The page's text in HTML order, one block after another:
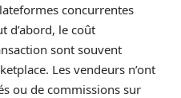
concurrentes
d’abord, le coût
sont souvent
Les vendeurs n’ont
ou de commissions sur